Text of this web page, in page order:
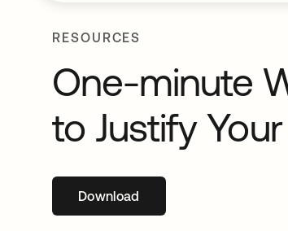
RESOURCES
One-minute
to Justify
Download